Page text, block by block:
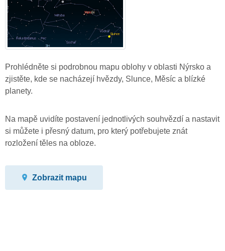
Prohlédněte si podrobnou mapu oblohy v oblasti Nýrsko a
zjistěte, kde se nacházejí hvězdy, Slunce, Měsíc a blízké
planety.
Na mapě uvidíte postavení jednotlivých souhvězdí a nastavit
si můžete i přesný datum, pro který potřebujete znát
rozložení těles na obloze.
Zobrazit mapu